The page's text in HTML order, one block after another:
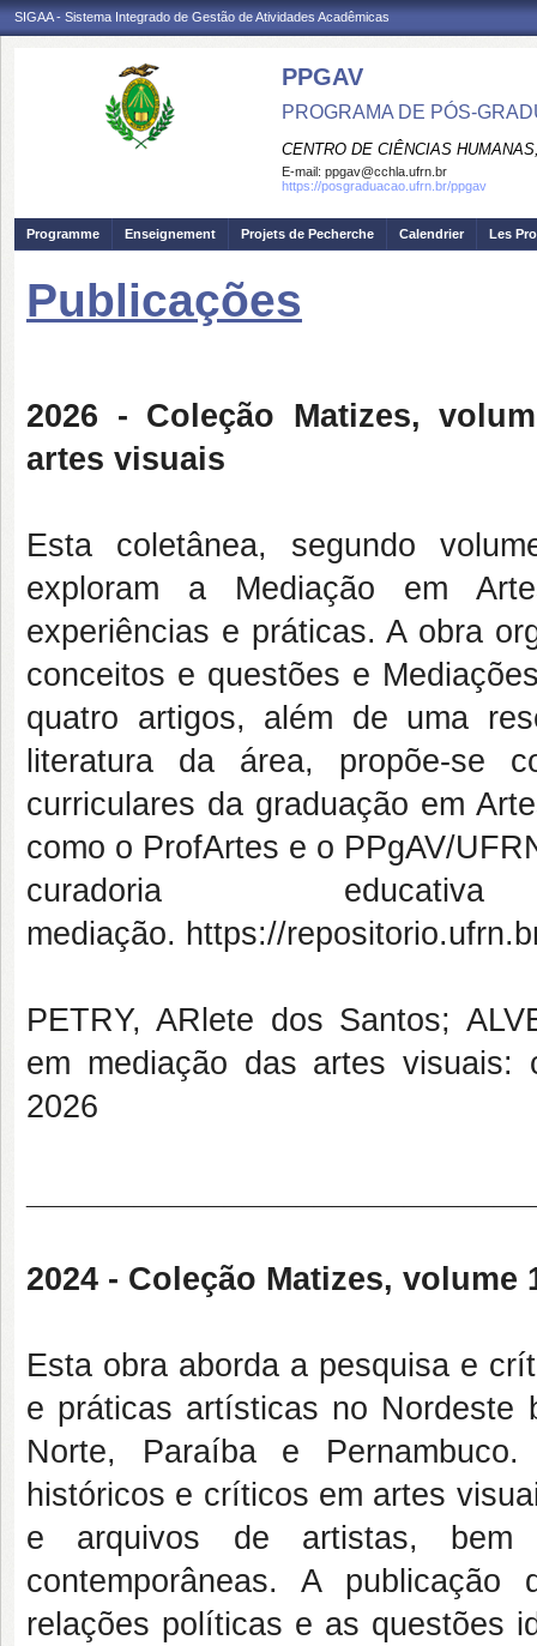
SIGAA - Sistema Integrado de Gestão de Atividades Acadêmicas
PPGAV
PROGRAMA DE PÓS-
CENTRO DE CIÊNCIAS
E-mail: ppgav@cchla.ufrn.br
https://posgraduacao.ufrn.br/ppgav
Programme Enseignement Projets de Pecherche Calendrier Les
Publicações
2026 - Coleção Matizes,
artes visuais
Esta coletânea, segundo
exploram a Mediação em
experiências e práticas. A obra
conceitos e questões e
quatro artigos, além de uma
literatura da área, propõe-se
curriculares da graduação em
como o ProfArtes e o PPgAV/
curadoria
mediação. https://
PETRY, ARlete dos Santos;
em mediação das artes visuais:
2026
2024 - Coleção Matizes, volume
Esta obra aborda a pesquisa e
e práticas artísticas no Nordeste
Norte, Paraíba e
históricos e críticos em artes
e arquivos de artistas, bem
contemporâneas. A
relações políticas e as questões